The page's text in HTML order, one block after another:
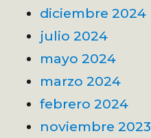
diciembre 2024
julio 2024
mayo 2024
marzo 2024
febrero 2024
noviembre 2023